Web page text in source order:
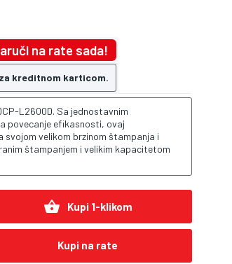
na rate sada!
kreditnom karticom.
L2600D. Sa jednostavnim
povecanje efikasnosti, ovaj
svojom velikom brzinom štampanja i
štampanjem i velikim kapacitetom
shopping_basket Kupi 1-klikom
Kupi na rate